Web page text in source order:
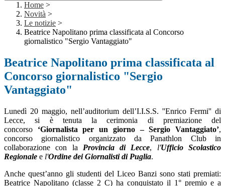
Home >
Novità >
Le notizie >
Beatrice Napolitano prima classificata al Concorso
giornalistico "Sergio Vantaggiato"
Beatrice Napolitano prima classificata al
Concorso giornalistico "Sergio
Vantaggiato"
Lunedì 20 maggio, nell’auditorium dell’I.I.S.S. ''Enrico Fermi'' di
Lecce, si è tenuta la cerimonia di premiazione del
concorso ‘Giornalista per un giorno – Sergio Vantaggiato’,
concorso giornalistico organizzato da Panathlon Club in
collaborazione con la Provincia di Lecce, l'Ufficio Scolastico
Regionale e l'Ordine dei Giornalisti di Puglia.
Anche quest’anno gli studenti del Liceo Banzi sono stati premiati:
Beatrice Napolitano (classe 2 C) ha conquistato il 1° premio e a